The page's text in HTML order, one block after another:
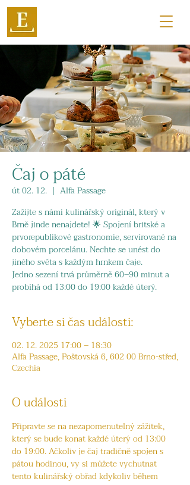
Čaj o páté
út 02. 12.
  |
Alfa Passage
Zažijte s námi kulinářský originál, který v
Brně jinde nenajdete! 🌟 Spojení britské a
prvorepublikové gastronomie, servírované na
dobovém porcelánu. Nechte se unést do
jiného světa s každým hrnkem čaje.
Jedno sezení trvá průměrně 60–90 minut a
probíhá od 13:00 do 19:00 každé úterý.
Vyberte si čas události:
02. 12. 2025 17:00 – 18:30
Alfa Passage, Poštovská 6, 602 00 Brno-střed,
Czechia
O události
Připravte se na nezapomenutelný zážitek,
který se bude konat každé úterý od 13:00
do 19:00. Ačkoliv je čaj tradičně spojen s
pátou hodinou, vy si můžete vychutnat
tento kulinářský obřad kdykoliv během